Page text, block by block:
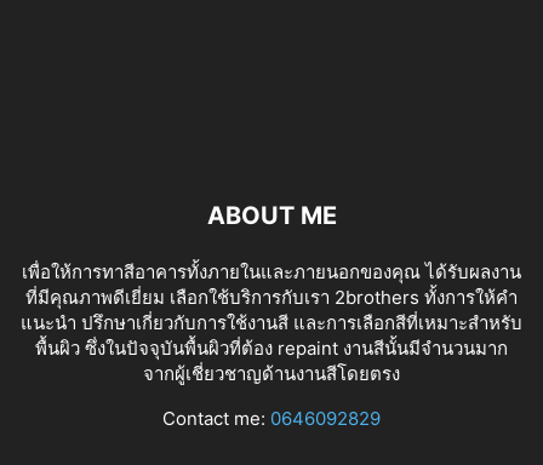
ABOUT ME
เพื่อให้การทาสีอาคารทั้งภายในและภายนอกของคุณ ได้รับผลงาน
ที่มีคุณภาพดีเยี่ยม เลือกใช้บริการกับเรา 2brothers ทั้งการให้คำ
แนะนำ ปรึกษาเกี่ยวกับการใช้งานสี และการเลือกสีที่เหมาะสำหรับ
พื้นผิว ซึ่งในปัจจุบันพื้นผิวที่ต้อง repaint งานสีนั้นมีจำนวนมาก
จากผู้เชี่ยวชาญด้านงานสีโดยตรงtv izle
Contact me: 0646092829